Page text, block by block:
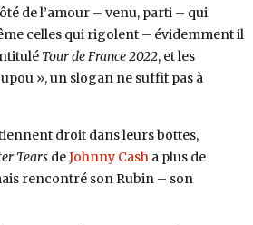
de l’amour – venu, parti – qui
celles qui rigolent – évidemment il
Tour de France 2022, et les
», un slogan ne suffit pas à
droit dans leurs bottes,
TearsdeJohnny Cash a plus de
rencontré son Rubin – son